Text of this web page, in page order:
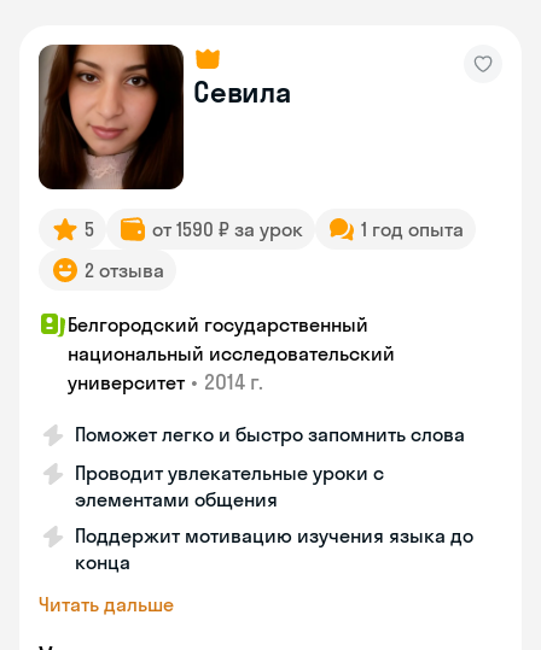
Севила
5 от 1590 ₽ за урок
1 год опыта
2 отзыва
Белгородский государственный
национальный исследовательский
университет • 2014 г.
Поможет легко и быстро запомнить слова
Проводит увлекательные уроки с
элементами общения
Поддержит мотивацию изучения языка до
конца
Читать дальше